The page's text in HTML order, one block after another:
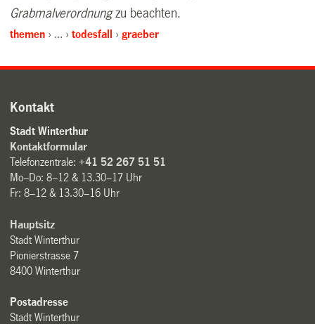
Grabmalverordnungzu beachten.
themen … todesfall graeber
Kontakt
Stadt Winterthur
Kontaktformular
Telefonzentrale:+41 52 267 51 51
Mo–Do: 8–12 & 13.30–17 Uhr
Fr: 8–12 & 13.30–16 Uhr
Hauptsitz
Stadt Winterthur
Pionierstrasse 7
8400 Winterthur
Postadresse
Stadt Winterthur